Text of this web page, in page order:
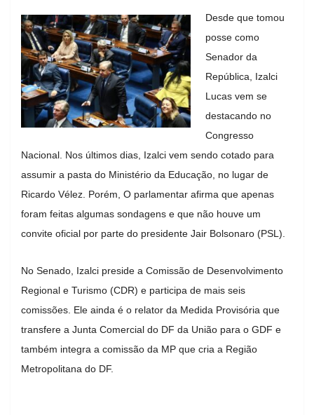
Desde que tomou
posse como
Senador da
República, Izalci
Lucas vem se
destacando no
Congresso
Nacional. Nos últimos dias, Izalci vem sendo cotado para
assumir a pasta do Ministério da Educação, no lugar de
Ricardo Vélez. Porém, O parlamentar afirma que apenas
foram feitas algumas sondagens e que não houve um
convite oficial por parte do presidente Jair Bolsonaro (PSL).
No Senado, Izalci preside a Comissão de Desenvolvimento
Regional e Turismo (CDR) e participa de mais seis
comissões. Ele ainda é o relator da Medida Provisória que
transfere a Junta Comercial do DF da União para o GDF e
também integra a comissão da MP que cria a Região
Metropolitana do DF.